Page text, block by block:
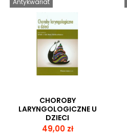
Antykwariat
CHOROBY
LARYNGOLOGICZNE U
DZIECI
Cena
49,00 zł